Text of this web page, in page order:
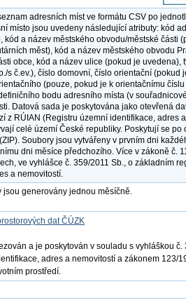
adresních míst ve formátu CSV po
místo jsou uvedeny následující atributy: kód
kód a název městského obvodu/městské části
měst), kód a název městského obvodu
obce, kód a název ulice (pokud je uvedena),
s č.ev.), číslo domovní, číslo orientační (pokud
(pouze, pokud je k orientačnímu
bodu adresního místa (v
Datová sada je poskytována jako otevřená
z RÚIAN (Registru územní identifikace, adres a
celé území České republiky. Poskytují se po
Soubory jsou vytvářeny v prvním dni
dni měsíce předchozího. Více v zákoně č.
ve vyhlášce č. 359/2011 Sb., o základním
a nemovitostí.
jsou generovány jednou měsíčně.
dat ČÚZK
a je poskytován v souladu s vyhláškou č.
adres a nemovitostí a zákonem 123/
prostředí.